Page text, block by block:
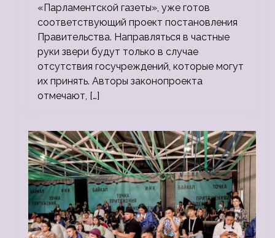
«Парламентской газеты», уже готов
соответствующий проект постановления
Правительства. Направляться в частные
руки звери будут только в случае
отсутствия госучреждений, которые могут
их принять. Авторы законопроекта
отмечают, […]